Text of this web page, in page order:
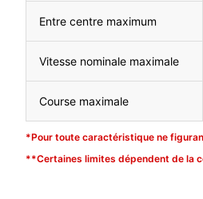
Entre centre maximum
Vitesse nominale maximale
Course maximale
*Pour toute caractéristique ne
**Certaines limites dépendent de la